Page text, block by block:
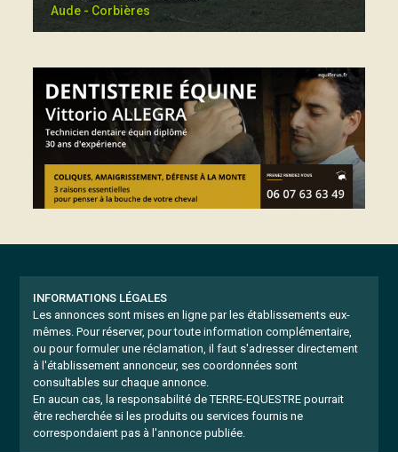
Aude - Corbières
INFORMATIONS LÉGALES
Les annonces sont mises en ligne par les établissements eux-
mêmes. Pour réserver, pour toute information complémentaire,
ou pour formuler une réclamation, il faut s'adresser directement
à l'établissement annonceur, ses coordonnées sont
consultables sur chaque annonce.
En aucun cas, la responsabilité de TERRE-EQUESTRE pourrait
être recherchée si les produits ou services fournis ne
correspondaient pas à l'annonce publiée.